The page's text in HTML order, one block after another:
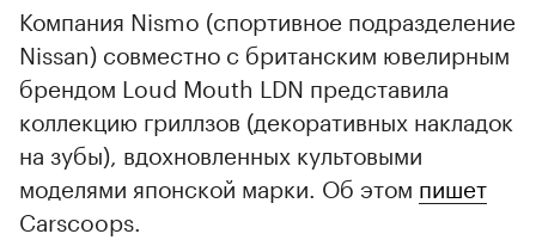
Компания Nismo (спортивное подразделение
Nissan) совместно с британским ювелирным
брендом Loud Mouth LDN представила
коллекцию гриллзов (декоративных накладок
на зубы), вдохновленных культовыми
моделями японской марки. Об этом пишет
Carscoops.